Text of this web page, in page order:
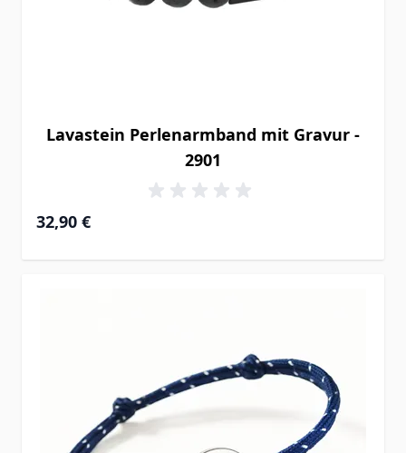
Lavastein Perlenarmband mit Gravur -
2901
32,90 €